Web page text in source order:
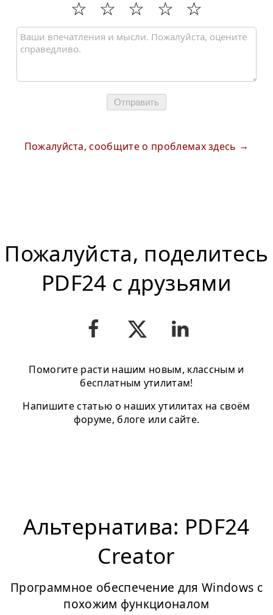
Отправить
Пожалуйста, сообщите о проблемах здесь
Пожалуйста, поделитесь
PDF24 с друзьями
Помогите расти нашим новым, классным и
бесплатным утилитам!
Напишите статью о наших утилитах на своём
форуме, блоге или сайте.
Альтернатива: PDF24
Creator
Программное обеспечение для Windows с
похожим функционалом